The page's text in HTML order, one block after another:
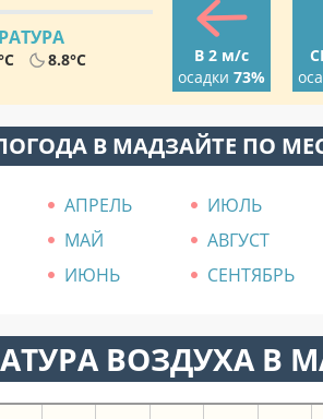
8.8°C
В 2 м/с
осадки 73%
В МАДЗАЙТЕ ПО
АПРЕЛЬ
ИЮЛЬ
МАЙ
АВГУСТ
ИЮНЬ СЕНТЯБРЬ
ВОЗДУХА В